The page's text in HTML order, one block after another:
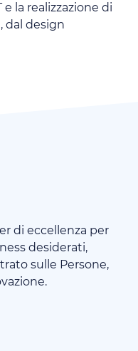
la realizzazione di
dal design
di eccellenza per
desiderati,
sulle Persone,